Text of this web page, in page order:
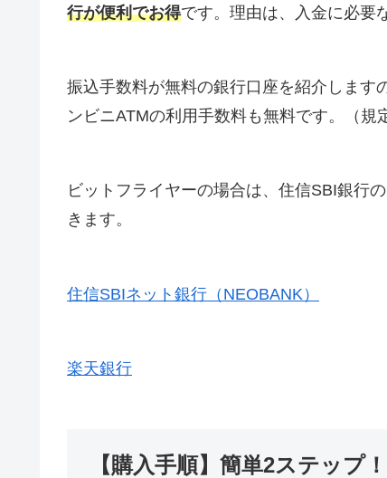
行が便利でお得です。理由は、入金に必要
振込手数料が無料の銀行口座を紹介します
ンビニATMの利用手数料も無料です。（規
ビットフライヤーの場合は、住信SBI銀行
きます。
住信SBIネット銀行（NEOBANK）
楽天銀行
【購入手順】簡単2ステップ！